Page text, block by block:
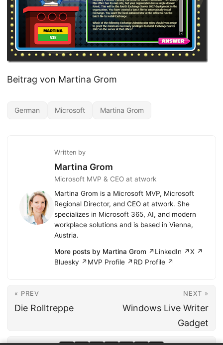
Beitrag von Martina Grom
German Microsoft Martina Grom
Written by
Martina Grom
Microsoft MVP & CEO at atwork
Martina Grom is a Microsoft MVP, Microsoft
Regional Director, and CEO at atwork. She
specializes in Microsoft 365, AI, and modern
workplace solutions and is based in Vienna,
Austria.
More posts by Martina Grom ↗LinkedIn ↗X ↗
Bluesky ↗ MVP Profile ↗ RD Profile ↗
« PREV
Die Rolltreppe
NEXT »
Windows Live Writer
Gadget